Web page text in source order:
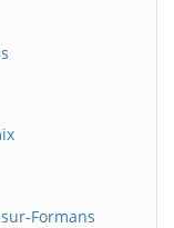
Formans